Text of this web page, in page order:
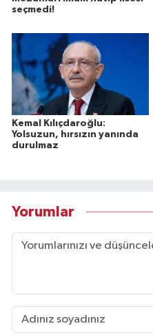
seçmedi!
Kemal Kılıçdaroğlu:
Yolsuzun, hırsızın yanında
durulmaz
Yorumlar